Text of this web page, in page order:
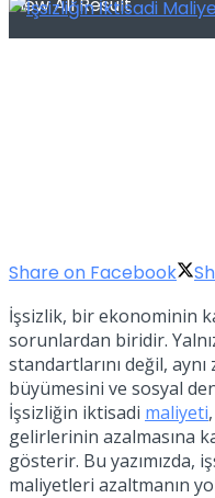
Share on Facebook
İşsizlik, bir ekonominin
sorunlardan biridir.
standartlarını değil,
büyümesini ve sosyal
İşsizliğin iktisadi maliyeti
gelirlerinin azalmasına
gösterir. Bu yazımızda,
maliyetleri azaltmanın